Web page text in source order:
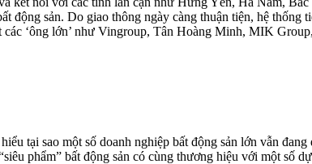
động sản. Do giao thông ngày càng thuận tiện, hệ
các ‘ông lớn’ như Vingroup, Tân Hoàng Minh, MIK
tại sao một số doanh nghiệp bất động sản lớn vẫn
phẩm” bất động sản có cùng thương hiệu với một số